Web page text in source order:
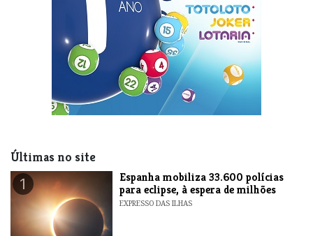
Últimas no site
1
Espanha mobiliza 33.600 polícias
para eclipse, à espera de milhões
EXPRESSO DAS ILHAS